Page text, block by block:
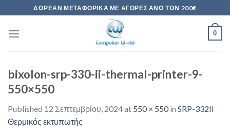
to
content
ΔΩΡΕΆΝ ΜΕΤΑΦΟΡΙΚΆ ΜΕ ΑΓΟΡΈΣ ΆΝΩ ΤΩΝ 200€
0
bixolon-srp-330-ii-thermal-printer-9-
550×550
Published 12 Σεπτεμβρίου, 2024at 550 × 550in SRP-332II
Θερμικός εκτυπωτής